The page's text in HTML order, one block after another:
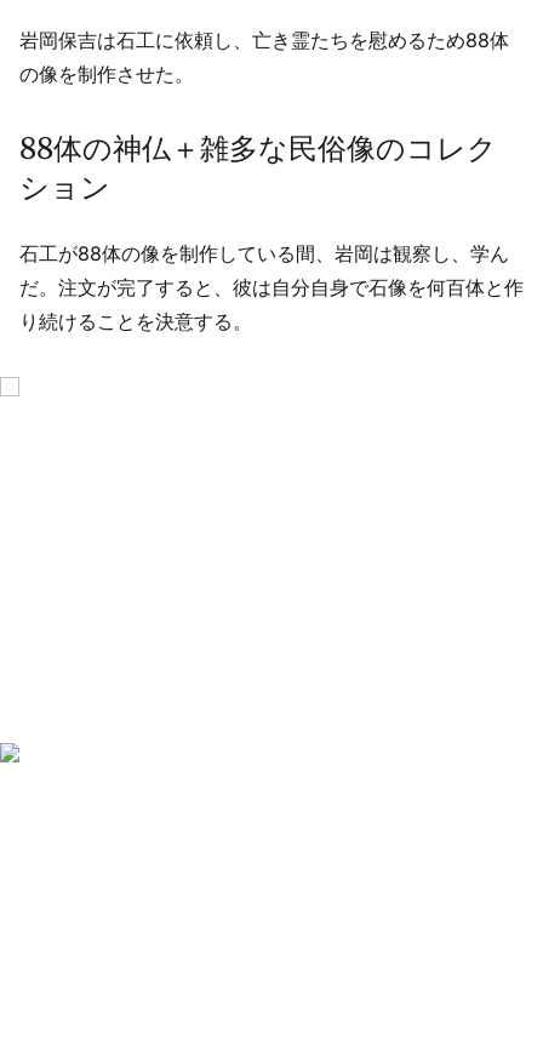
岩岡保吉は石工に依頼し、亡き霊たちを慰めるため88体
の像を制作させた。
88体の神仏＋雑多な民俗像のコレク
ション
石工が88体の像を制作している間、岩岡は観察し、学ん
だ。注文が完了すると、彼は自分自身で石像を何百体と作
り続けることを決意する。